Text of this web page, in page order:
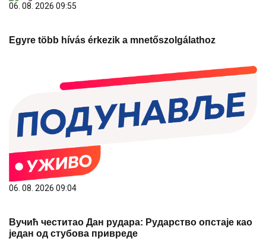
06. 08. 2026 09:55
Egyre több hívás érkezik a mnetőszolgálathoz
06. 08. 2026 09:04
Вучић честитао Дан рудара: Рударство опстаје као
један од стубова привреде